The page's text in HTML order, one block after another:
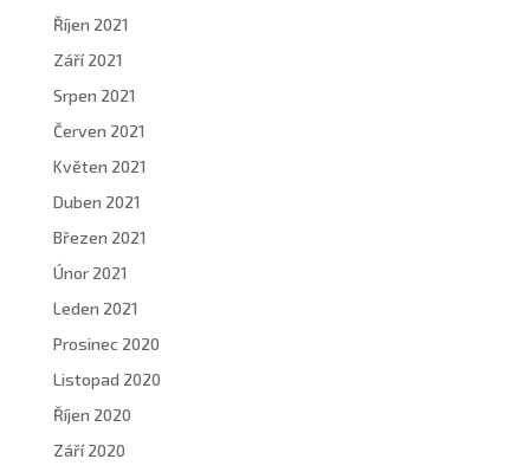
Říjen 2021
Září 2021
Srpen 2021
Červen 2021
Květen 2021
Duben 2021
Březen 2021
Únor 2021
Leden 2021
Prosinec 2020
Listopad 2020
Říjen 2020
Září 2020